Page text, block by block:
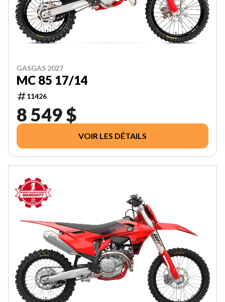
GASGAS 2027
MC 85 17/14
11426
8 549 $
VOIR LES DÉTAILS